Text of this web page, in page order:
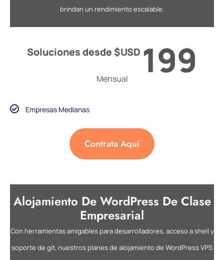
brindan un rendimiento escalable.
Soluciones desde $USD 199
Mensual
Empresas Medianas
Contrata Aquí
Alojamiento De WordPress De Clase
Empresarial
Con herramientas amigables para desarrolladores, acceso a shell y
soporte de git, nuestros planes de alojamiento de WordPress VPS